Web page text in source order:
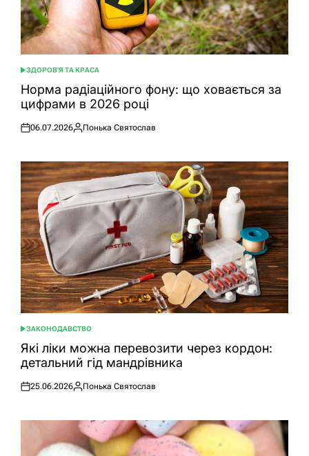
ОПУБЛІКУВАТИ
У
ЗДОРОВ'Я ТА КРАСА
Норма радіаційного фону: що ховається за
цифрами в 2026 році
Оприлюднено
06.07.2026
Опубліковано
Понька Святослав
ОПУБЛІКУВАТИ
У
ЗАКОНОДАВСТВО
Які ліки можна перевозити через кордон:
детальний гід мандрівника
Оприлюднено
25.06.2026
Опубліковано
Понька Святослав